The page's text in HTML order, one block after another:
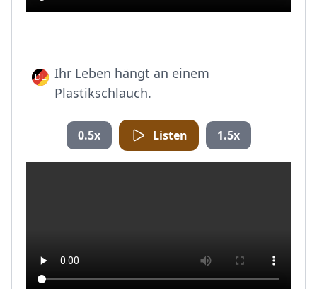
Ihr Leben hängt an einem
Plastikschlauch.
0.5x Listen 1.5x